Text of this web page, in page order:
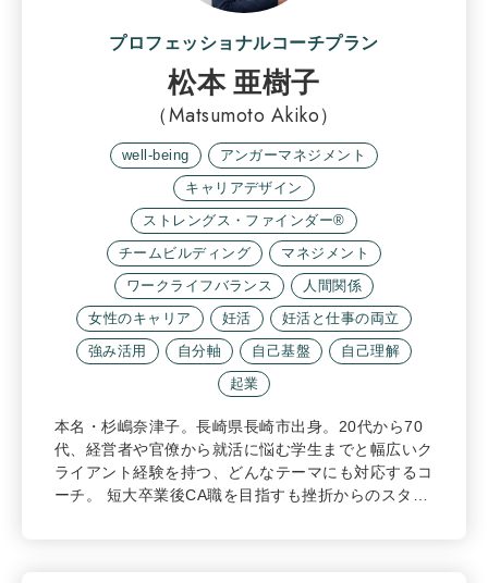
プロフェッショナルコーチプラン
松本 亜樹子
（Matsumoto Akiko）
well-being
アンガーマネジメント
キャリアデザイン
ストレングス・ファインダー®
チームビルディング
マネジメント
ワークライフバランス
人間関係
女性のキャリア
妊活
妊活と仕事の両立
強み活用
自分軸 自己基盤
自己理解
起業
本名・杉嶋奈津子。長崎県長崎市出身。20代から70
代、経営者や官僚から就活に悩む学生までと幅広いク
ライアント経験を持つ、どんなテーマにも対応するコ
ーチ。 短大卒業後CA職を目指すも挫折からのスタ…